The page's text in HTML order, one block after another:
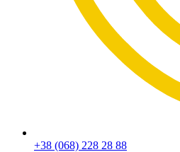
+38 (068) 228 28 88